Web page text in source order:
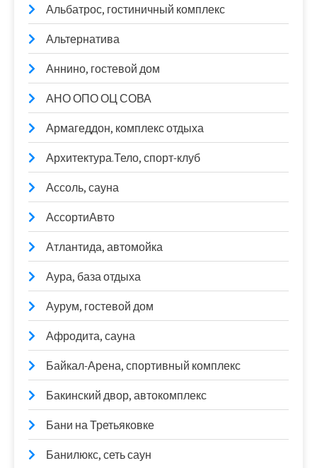
Альбатрос, гостиничный комплекс
Альтернатива
Аннино, гостевой дом
АНО ОПО ОЦ СОВА
Армагеддон, комплекс отдыха
Архитектура.Тело, спорт-клуб
Ассоль, сауна
АссортиАвто
Атлантида, автомойка
Аура, база отдыха
Аурум, гостевой дом
Афродита, сауна
Байкал-Арена, спортивный комплекс
Бакинский двор, автокомплекс
Бани на Третьяковке
Банилюкс, сеть саун